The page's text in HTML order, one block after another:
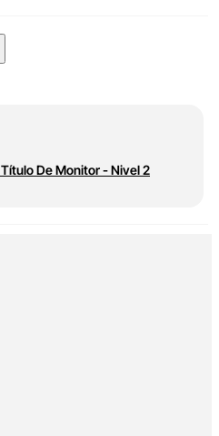
Título De Monitor - Nivel 2